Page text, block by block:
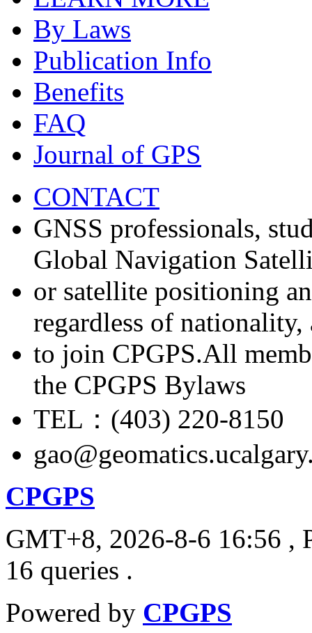
By Laws
Publication Info
Benefits
FAQ
Journal of GPS
CONTACT
GNSS professionals,
Global Navigation
or satellite positioning
regardless of nationality,
to join CPGPS.All
the CPGPS Bylaws
TEL：(403) 220-8150
CPGPS
GMT+8, 2026-8-6 16:56 ,
16 queries .
Powered by CPGPS